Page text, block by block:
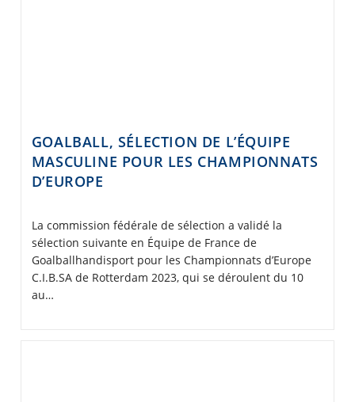
GOALBALL, SÉLECTION DE L’ÉQUIPE
MASCULINE POUR LES CHAMPIONNATS
D’EUROPE
La commission fédérale de sélection a validé la
sélection suivante en Équipe de France de
Goalballhandisport pour les Championnats d’Europe
C.I.B.SA de Rotterdam 2023, qui se déroulent du 10
au…